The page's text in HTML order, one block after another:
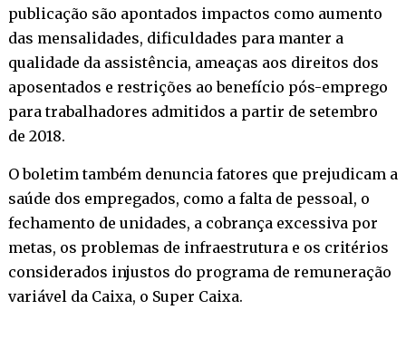
publicação são apontados impactos como aumento
das mensalidades, dificuldades para manter a
qualidade da assistência, ameaças aos direitos dos
aposentados e restrições ao benefício pós-emprego
para trabalhadores admitidos a partir de setembro
de 2018.
O boletim também denuncia fatores que prejudicam a
saúde dos empregados, como a falta de pessoal, o
fechamento de unidades, a cobrança excessiva por
metas, os problemas de infraestrutura e os critérios
considerados injustos do programa de remuneração
variável da Caixa, o Super Caixa.